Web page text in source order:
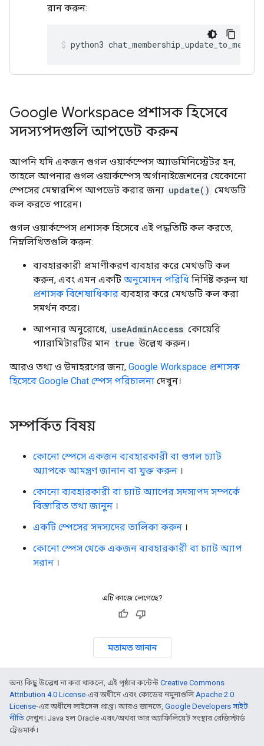
রান করুন:
python3
Google Workspace প্রশাসক হিসেবে
সদস্যপদগুলি আপডেট করুন
আপনি যদি একজন গুগল ওয়ার্কস্পেস অ্যাডমিনিস্ট্রেটর হন,
তাহলে আপনার গুগল ওয়ার্কস্পেস অর্গানাইজেশনের যেকোনো
স্পেসের মেম্বারশিপ আপডেট করার জন্য update() মেথডটি
কল করতে পারেন।
গুগল ওয়ার্কস্পেস প্রশাসক হিসেবে এই পদ্ধতিটি কল করতে,
নিম্নলিখিতগুলি করুন:
ব্যবহারকারী প্রমাণীকরণ ব্যবহার করে মেথডটি কল
করুন, এবং এমন একটি অনুমোদন পরিধি নির্দিষ্ট করুন যা
প্রশাসক বিশেষাধিকার ব্যবহার করে মেথডটি কল করা
সমর্থন করে।
আপনার অনুরোধে, useAdminAccess কোয়েরি
প্যারামিটারটির মান true উল্লেখ করুন।
আরও তথ্য ও উদাহরণের জন্য, Google Workspace প্রশাসক
হিসেবে Google Chat স্পেস পরিচালনা দেখুন।
সম্পর্কিত বিষয়
কোনো স্পেসে একজন ব্যবহারকারী বা গুগল চ্যাট
অ্যাপকে আমন্ত্রণ জানান বা যুক্ত করুন ।
কোনো ব্যবহারকারী বা চ্যাট অ্যাপের সদস্যপদ সম্পর্কে
বিস্তারিত তথ্য জানুন ।
একটি স্পেসের সদস্যদের তালিকা করুন ।
কোনো স্পেস থেকে একজন ব্যবহারকারী বা চ্যাট অ্যাপ
সরান ।
এটি কাজে লেগেছে?
মতামত জানান
অন্য কিছু উল্লেখ না করা থাকলে, এই পৃষ্ঠার কন্টেন্ট Creative Commons
Attribution 4.0 License-এর অধীনে এবং কোডের নমুনাগুলিApache 2.0
License-এর অধীনে লাইসেন্স প্রাপ্ত। আরও জানতে, Google Developers সাইট
নীতি দেখুন। Java হল Oracle এবং/অথবা তার অ্যাফিলিয়েট সংস্থার রেজিস্টার্ড
ট্রেডমার্ক।